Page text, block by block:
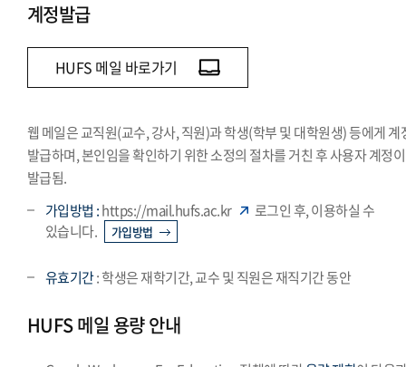
계정발급
HUFS 메일 바로가기
웹 메일은 교직원(교수, 강사, 직원)과 학생(학부 및 대학원생) 등에게 계
발급하며, 본인임을 확인하기 위한 소정의 절차를 거친 후 사용자 계정이
발급됨.
가입방법 :https://mail.hufs.ac.kr
로그인 후, 이용하실 수
있습니다.
가입방법
유효기간: 학생은 재학기간, 교수 및 직원은 재직기간 동안
HUFS 메일 용량 안내